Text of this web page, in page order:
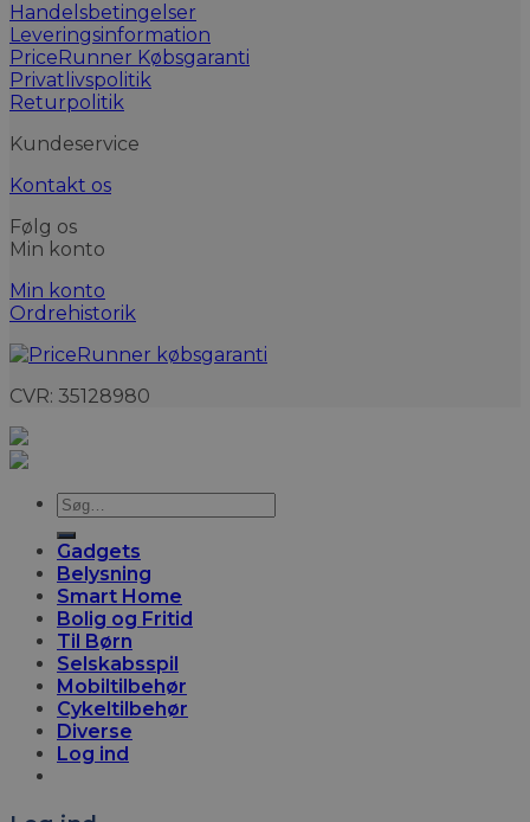
Handelsbetingelser
Leveringsinformation
PriceRunner Købsgaranti
Privatlivspolitik
Returpolitik
Kundeservice
Kontakt os
Følg os
Min konto
Min konto
Ordrehistorik
CVR: 35128980
Søg
Gadgets
Belysning
Smart Home
Bolig og Fritid
Til Børn
Selskabsspil
Mobiltilbehør
Cykeltilbehør
Diverse
Log ind